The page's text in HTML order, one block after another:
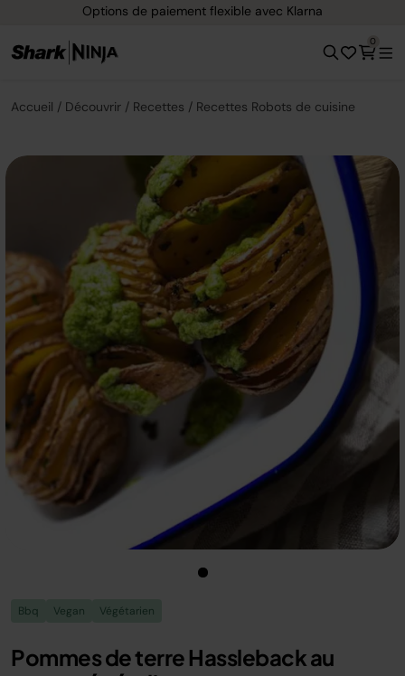
Options de paiement flexible avec Klarna
0
Accueil Découvrir Recettes Recettes Robots de cuisine
Bbq Vegan Végétarien
Pommes de terre Hassleback au